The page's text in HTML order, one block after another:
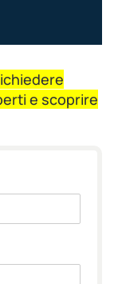
e scoprire